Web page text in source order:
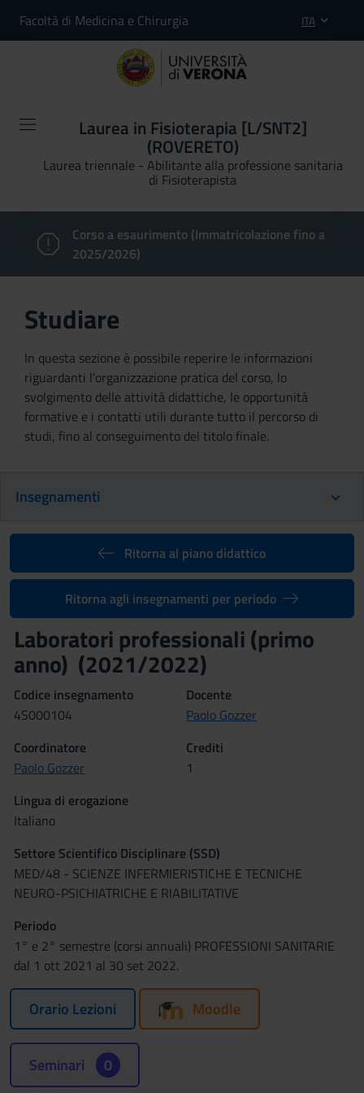
Facoltà di Medicina e Chirurgia ITA
Laurea in Fisioterapia [L/SNT2]
(ROVERETO)
Laurea triennale - Abilitante alla professione sanitaria
di Fisioterapista
Corso a esaurimento (Immatricolazione fino a
2025/2026)
Studiare
In questa sezione è possibile reperire le informazioni
riguardanti l'organizzazione pratica del corso, lo
svolgimento delle attività didattiche, le opportunità
formative e i contatti utili durante tutto il percorso di
studi, fino al conseguimento del titolo finale.
Insegnamenti
Ritorna al piano didattico
Ritorna agli insegnamenti per periodo
Laboratori professionali (primo
anno) (2021/2022)
Codice insegnamento
4S000104
Docente
Paolo Gozzer
Coordinatore
Paolo Gozzer
Crediti
1
Lingua di erogazione
Italiano
Settore Scientifico Disciplinare (SSD)
MED/48 - SCIENZE INFERMIERISTICHE E TECNICHE
NEURO-PSICHIATRICHE E RIABILITATIVE
Periodo
1° e 2° semestre (corsi annuali) PROFESSIONI SANITARIE
dal 1 ott 2021 al 30 set 2022.
Orario Lezioni Moodle
Seminari 0